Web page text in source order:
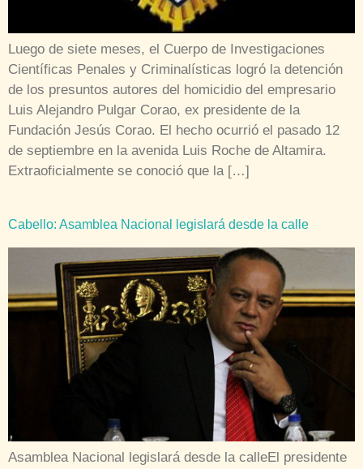
Luego de siete meses, el Cuerpo de Investigaciones
Científicas Penales y Criminalísticas logró la detención
de los presuntos autores del homicidio del empresario
Luis Alejandro Pulgar Corao, ex presidente de la
Fundación Jesús Corao. El hecho ocurrió el pasado 12
de septiembre en la avenida Luis Roche de Altamira.
Extraoficialmente se conoció que la […]
Cabello: Asamblea Nacional legislará desde la calle
Asamblea Nacional legislará desde la calleEl presidente